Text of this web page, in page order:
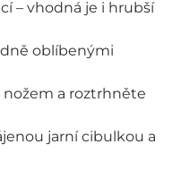
– vhodná je i hrubší
oblíbenými
a roztrhněte
jarní cibulkou a